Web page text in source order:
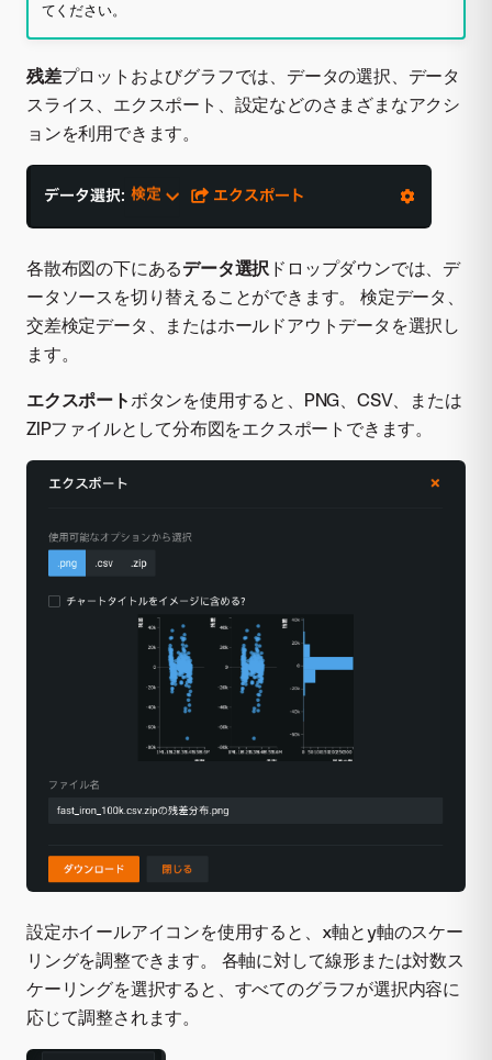
てください。
残差プロットおよびグラフでは、データの選択、データ
スライス、エクスポート、設定などのさまざまなアクシ
ョンを利用できます。
各散布図の下にあるデータ選択 ドロップダウンでは、デ
ータソースを切り替えることができます。 検定データ、
交差検定データ、またはホールドアウトデータを選択し
ます。
エクスポート ボタンを使用すると、PNG、CSV、または
ZIPファイルとして分布図をエクスポートできます。
設定ホイールアイコンを使用すると、x軸とy軸のスケー
リングを調整できます。 各軸に対して線形または対数ス
ケーリングを選択すると、すべてのグラフが選択内容に
応じて調整されます。